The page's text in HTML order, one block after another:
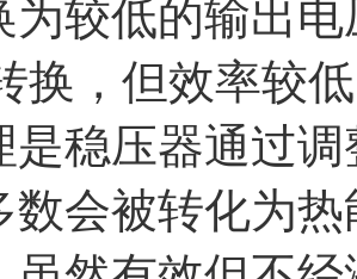
为较低的输出
换，但效率较
是稳压器通过
数会被转化为